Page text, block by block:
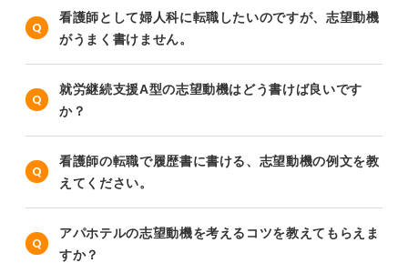
看護師として婦人科に転職したいのですが、志望動機
がうまく書けません。
就労継続支援A型の志望動機はどう書けば良いです
か？
看護師の転職で履歴書に書ける、志望動機の例文を教
えてください。
アパホテルの志望動機を考えるコツを教えてもらえま
すか？